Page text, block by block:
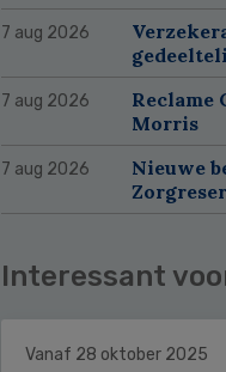
7 aug 2026
7 aug 2026
Reclame
Morris
7 aug 2026
Nieuwe
Interessant
Vanaf 28 oktober 2025